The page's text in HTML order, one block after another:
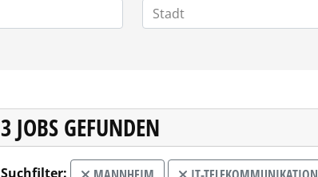
3 JOBS GEFUNDEN
Suchfilter: